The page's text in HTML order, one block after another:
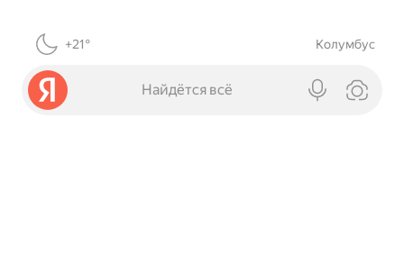
+21° Колумбус
Найдётся всё